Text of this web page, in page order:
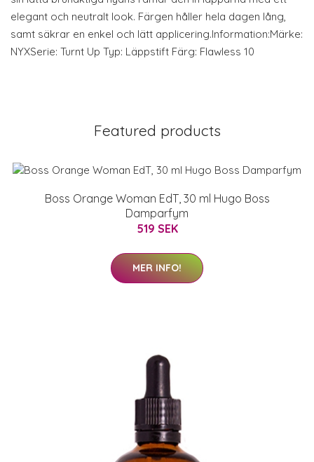
elegant och neutralt look. Färgen håller hela dagen lång,
samt säkrar en enkel och lätt applicering.Information:Märke:
NYXSerie: Turnt Up Typ: Läppstift Färg: Flawless 10
Featured products
Boss Orange Woman EdT, 30 ml Hugo Boss
Damparfym
519 SEK
MER INFO!